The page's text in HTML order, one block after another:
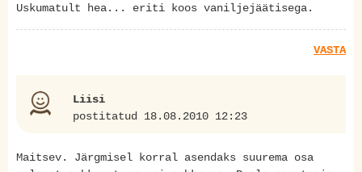
Uskumatult hea... eriti koos vaniljejäätisega.
VASTA
Liisi
postitatud 18.08.2010 12:23
Maitsev. Järgmisel korral asendaks suurema osa